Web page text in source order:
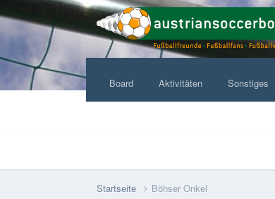
Board Aktivitäten Sonstiges
Startseite Böhser Onkel